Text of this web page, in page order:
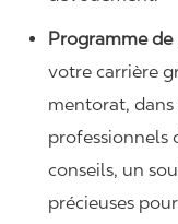
Programme
votre carrière
mentorat,
professionnels
conseils, un
précieuses